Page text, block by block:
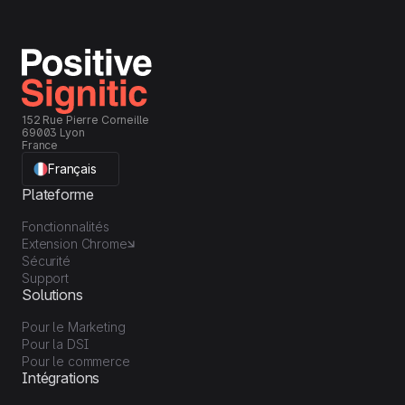
152 Rue Pierre Corneille
69003 Lyon
France
Français
Plateforme
Fonctionnalités
Extension Chrome
Sécurité
Support
Solutions
Pour le Marketing
Pour la DSI
Pour le commerce
Intégrations